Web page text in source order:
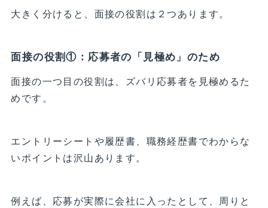
大きく分けると、面接の役割は２つあります。
面接の役割①：応募者の「見極め」のため
面接の一つ目の役割は、ズバリ応募者を見極めるた
めです。
エントリーシートや履歴書、職務経歴書でわからな
いポイントは沢山あります。
例えば、応募が実際に会社に入ったとして、周りと